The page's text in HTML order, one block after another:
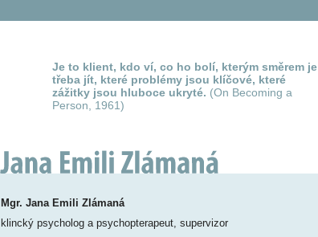
Je to klient, kdo ví, co ho bolí, kterým směrem je
třeba jít, které problémy jsou klíčové, které
zážitky jsou hluboce ukryté. (On Becoming a
Person, 1961)
Mgr. Jana Emili Zlámaná
klincký psycholog a psychopterapeut, supervizor